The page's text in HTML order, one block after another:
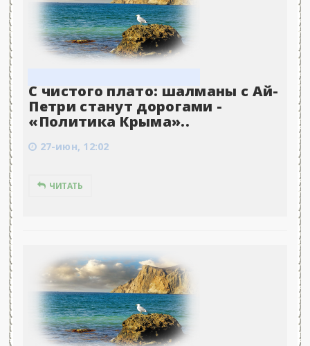
С чистого плато: шалманы с Ай-
Петри станут дорогами -
«Политика Крыма»..
27-июн, 12:02
ЧИТАТЬ